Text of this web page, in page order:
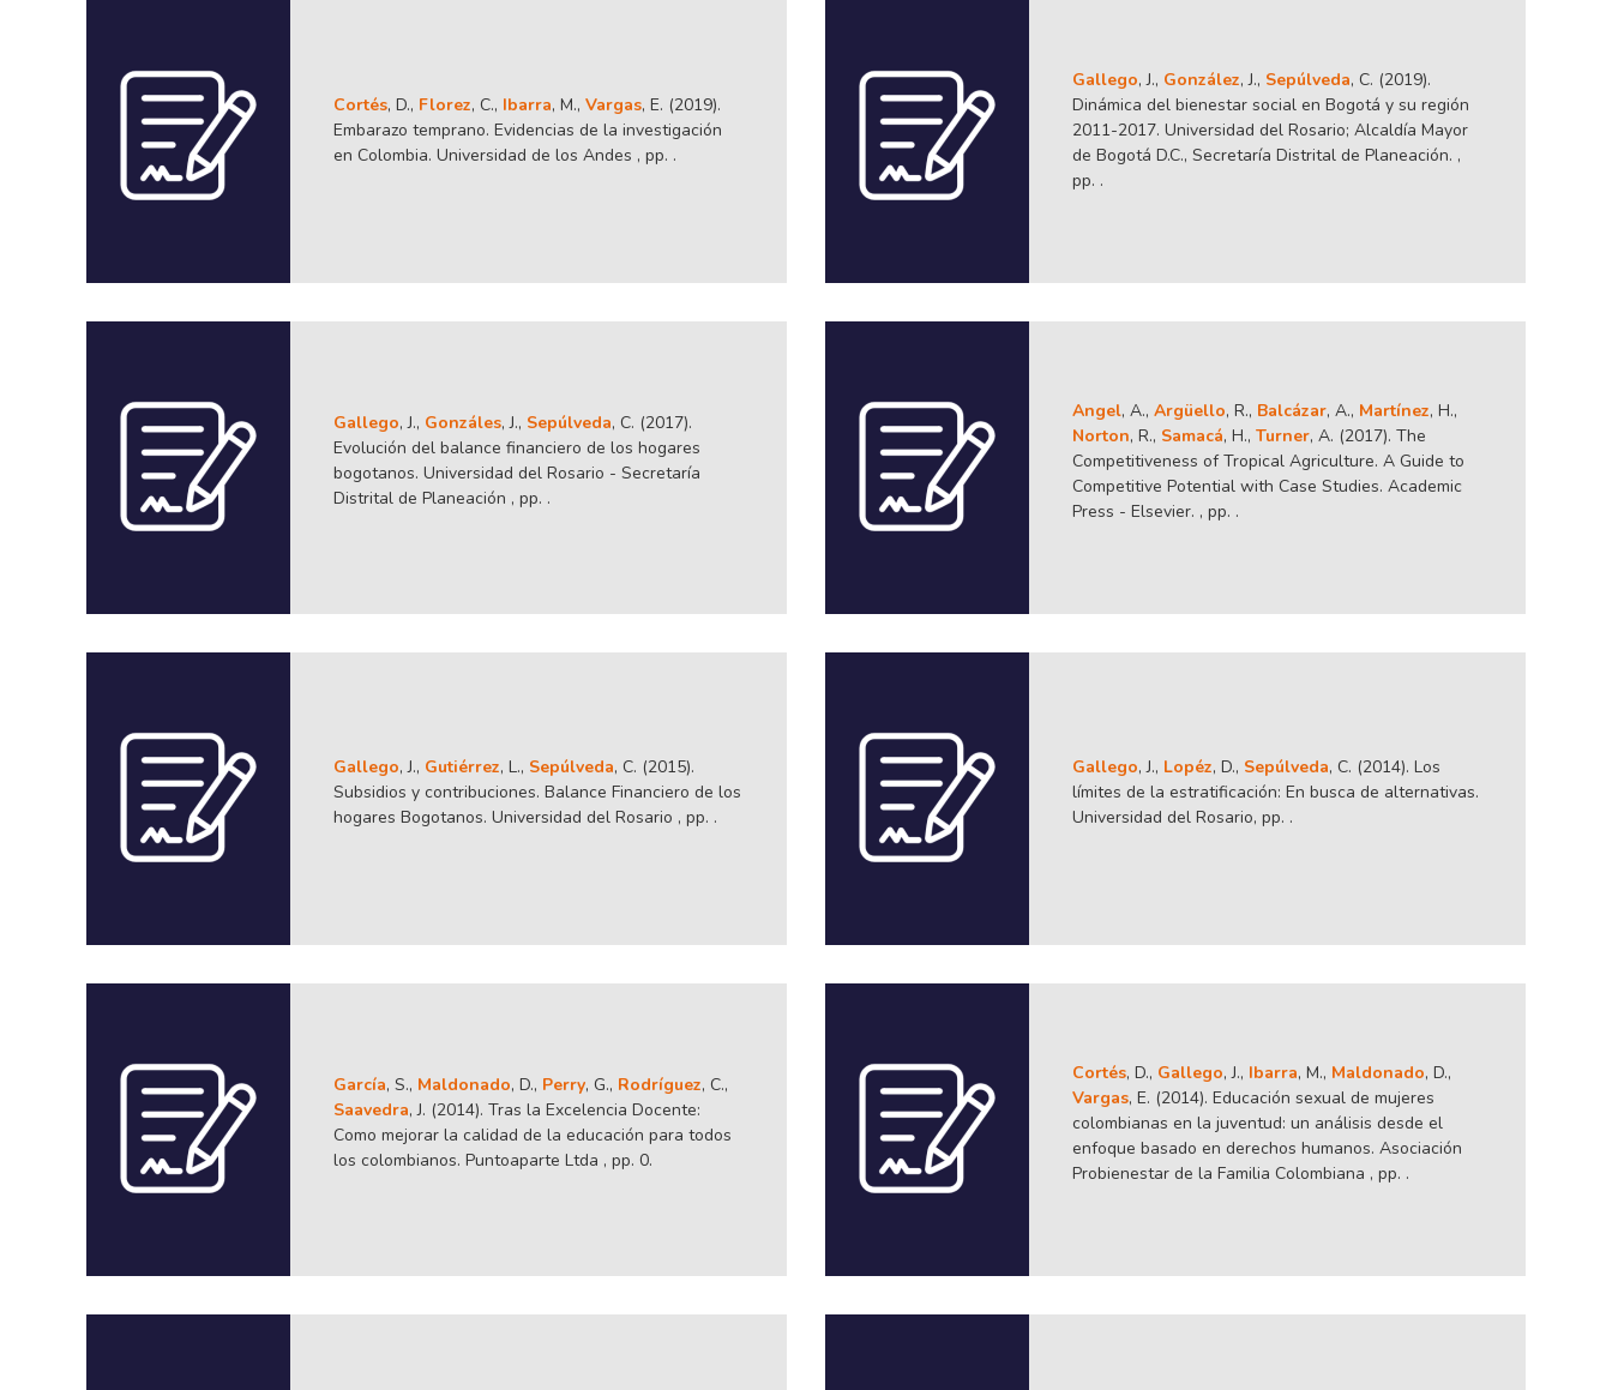
Cortés, D., Florez, C., Ibarra, M., Vargas, E. (2019).
Embarazo temprano. Evidencias de la investigación
en Colombia. Universidad de los Andes , pp. .
Gallego, J., González, J., Sepúlveda, C. (2019).
Dinámica del bienestar social en Bogotá y su región
2011-2017. Universidad del Rosario; Alcaldía Mayor
de Bogotá D.C., Secretaría Distrital de Planeación. ,
pp. .
Gallego, J., Gonzáles, J., Sepúlveda, C. (2017).
Evolución del balance financiero de los hogares
bogotanos. Universidad del Rosario - Secretaría
Distrital de Planeación , pp. .
Angel, A., Argüello, R., Balcázar, A., Martínez, H.,
Norton, R., Samacá, H., Turner, A. (2017). The
Competitiveness of Tropical Agriculture. A Guide to
Competitive Potential with Case Studies. Academic
Press - Elsevier. , pp. .
Gallego, J., Gutiérrez, L., Sepúlveda, C. (2015).
Subsidios y contribuciones. Balance Financiero de los
hogares Bogotanos. Universidad del Rosario , pp. .
Gallego, J., Lopéz, D., Sepúlveda, C. (2014). Los
límites de la estratificación: En busca de alternativas.
Universidad del Rosario, pp. .
García, S., Maldonado, D., Perry, G., Rodríguez, C.,
Saavedra, J. (2014). Tras la Excelencia Docente:
Como mejorar la calidad de la educación para todos
los colombianos. Puntoaparte Ltda , pp. 0.
Cortés, D., Gallego, J., Ibarra, M., Maldonado, D.,
Vargas, E. (2014). Educación sexual de mujeres
colombianas en la juventud: un análisis desde el
enfoque basado en derechos humanos. Asociación
Probienestar de la Familia Colombiana , pp. .